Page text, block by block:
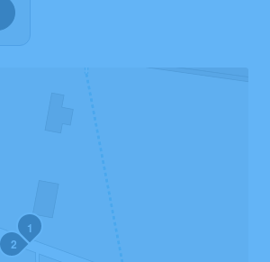
1
2